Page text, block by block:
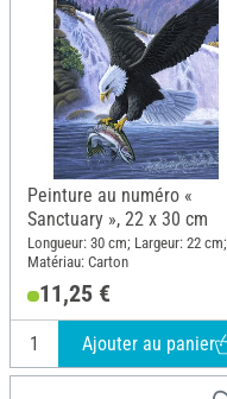
Peinture au numéro «
Sanctuary », 22 x 30 cm
Longueur: 30 cm; Largeur: 22 cm;
Matériau: Carton
11,25 €
Ajouter au panier